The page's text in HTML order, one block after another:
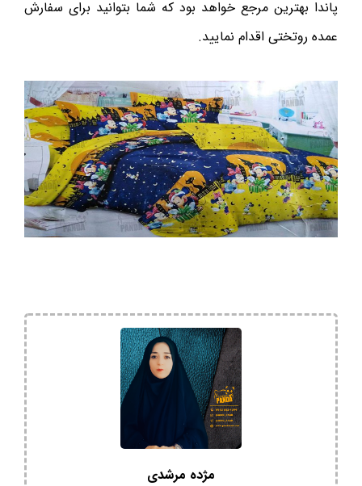
پاندا بهترین مرجع خواهد بود که شما بتوانید برای سفارش
عمده روتختی اقدام نمایید.
مژده مرشدی